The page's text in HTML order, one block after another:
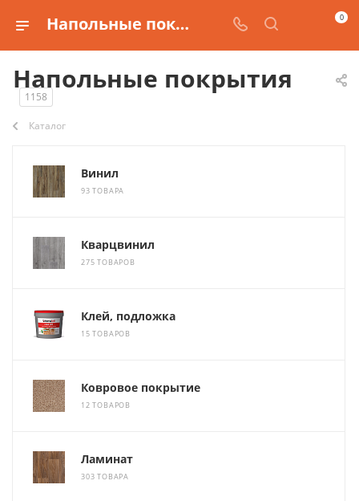
Напольные покрытия для отделки 0
Напольные покрытия
1158
Каталог
Винил
93 ТОВАРА
Кварцвинил
275 ТОВАРОВ
Клей, подложка
15 ТОВАРОВ
Ковровое покрытие
12 ТОВАРОВ
Ламинат
303 ТОВАРА